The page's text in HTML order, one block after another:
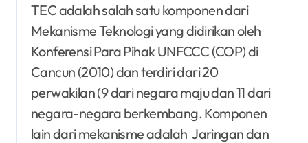
TEC adalah salah satu komponen dari
Mekanisme Teknologi yang didirikan oleh
Konferensi Para Pihak UNFCCC (COP) di
Cancun (2010) dan terdiri dari 20
perwakilan (9 dari negara maju dan 11 dari
negara-negara berkembang. Komponen
lain dari mekanisme adalah Jaringan dan